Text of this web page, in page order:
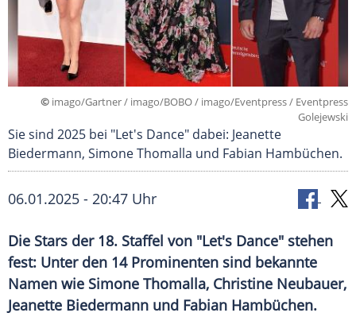
© imago/Gartner / imago/BOBO / imago/Eventpress / Eventpress
Golejewski
Sie sind 2025 bei "Let's Dance" dabei: Jeanette
Biedermann, Simone Thomalla und Fabian Hambüchen.
06.01.2025 - 20:47 Uhr
Die Stars der 18. Staffel von "Let's Dance" stehen
fest: Unter den 14 Prominenten sind bekannte
Namen wie Simone Thomalla, Christine Neubauer,
Jeanette Biedermann und Fabian Hambüchen.